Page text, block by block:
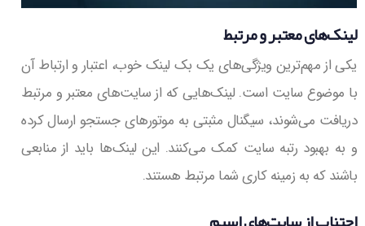
لینک‌های معتبر و مرتبط
یکی از مهم‌ترین ویژگی‌های یک بک لینک خوب، اعتبار و ارتباط آن
با موضوع سایت است. لینک‌هایی که از سایت‌های معتبر و مرتبط
دریافت می‌شوند، سیگنال مثبتی به موتورهای جستجو ارسال کرده
و به بهبود رتبه سایت کمک می‌کنند. این لینک‌ها باید از منابعی
باشند که به زمینه کاری شما مرتبط هستند.